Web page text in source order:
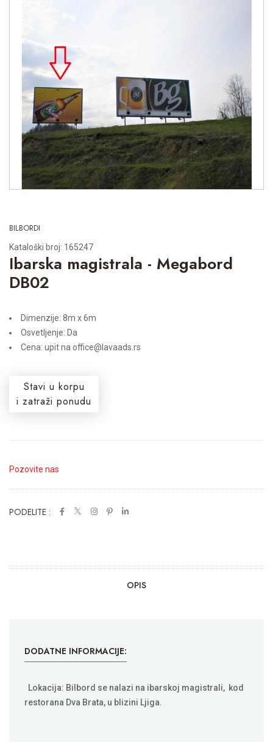
BILBORDI
Kataloški broj: 165247
Ibarska magistrala - Megabord
DB02
Dimenzije: 8m x 6m
Osvetljenje: Da
Cena: upit na office@lavaads.rs
Stavi u korpu
i zatraži ponudu
Pozovite nas
PODELITE :
OPIS
DODATNE INFORMACIJE:
Lokacija: Bilbord se nalazi na ibarskoj magistrali, kod
restorana Dva Brata, u blizini Ljiga.